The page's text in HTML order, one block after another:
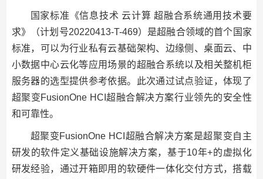
国家标准《信息技术 云计算 超融合系统通用技术要
求》（计划号20220413-T-469）是超融合领域的首个国家
标准，可以为行业私有云基础架构、边缘侧、桌面云、中
小数据中心云化等应用场景的超融合系统以及相关整机柜
服务器的选型提供参考依据。此次通过试点验证，体现了
超聚变FusionOne HCI超融合解决方案行业领先的安全性
和可靠性。
超聚变FusionOne HCI超融合解决方案是超聚变自主
研发的软件定义基础设施解决方案，基于10年+的虚拟化
研发经验，通过开箱即用的软硬件一体化交付方式，搭载